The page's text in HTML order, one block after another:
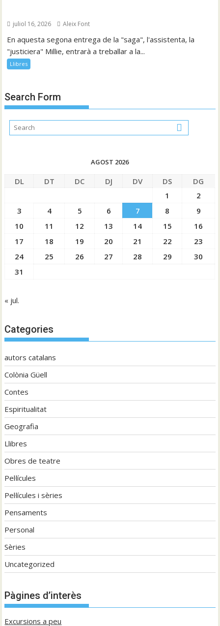
juliol 16, 2026 Aleix Font
En aquesta segona entrega de la "saga", l'assistenta, la
"justiciera" Millie, entrarà a treballar a la...
Llibres
Search Form
AGOST 2026
DL DT DC DJ DV DS
DG
1
2
3
4 5 6 7 8
9
10
11 12 13 14 15
16
17
18 19 20 21 22
23
24
25 26 27 28 29
30
31
« jul.
Categories
autors catalans
Colònia Güell
Contes
Espiritualitat
Geografia
Llibres
Obres de teatre
Pel·lícules
Pel·lícules i sèries
Pensaments
Personal
Sèries
Uncategorized
Pàgines d’interès
Excursions a peu